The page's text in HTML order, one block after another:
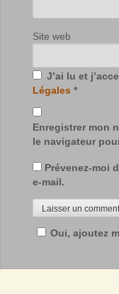
Site web
J’ai lu et
Légales *
Enregistrer mon
le navigateur
Prévenez-moi
e-mail.
Oui, ajoutez